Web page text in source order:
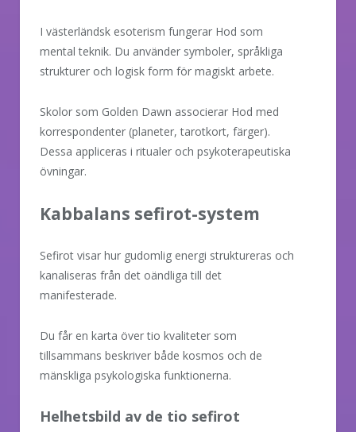
I västerländsk esoterism fungerar Hod som
mental teknik. Du använder symboler, språkliga
strukturer och logisk form för magiskt arbete.
Skolor som Golden Dawn associerar Hod med
korrespondenter (planeter, tarotkort, färger).
Dessa appliceras i ritualer och psykoterapeutiska
övningar.
Kabbalans sefirot-system
Sefirot visar hur gudomlig energi struktureras och
kanaliseras från det oändliga till det
manifesterade.
Du får en karta över tio kvaliteter som
tillsammans beskriver både kosmos och de
mänskliga psykologiska funktionerna.
Helhetsbild av de tio sefirot